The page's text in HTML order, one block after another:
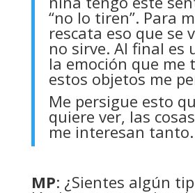
“no lo tiren”. Para
rescata eso que se
no sirve. Al final es
la emoción que me
estos objetos me
Me persigue esto
quiere ver, las
me interesan tanto.
MP: ¿Sientes algún